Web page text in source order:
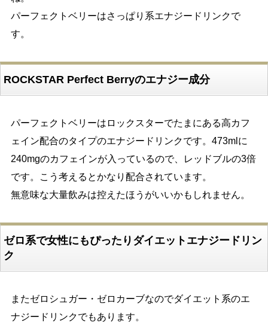
パーフェクトベリーはさっぱり系エナジードリンクで
す。
ROCKSTAR Perfect Berryのエナジー成分
パーフェクトベリーはロックスターでたまにある高カフ
ェイン配合のタイプのエナジードリンクです。473mlに
240mgのカフェインが入っているので、レッドブルの3倍
です。こう考えるとかなり配合されています。
無意味な大量飲みは控えたほうがいいかもしれません。
ゼロ系で女性にもぴったりダイエットエナジードリン
ク
またゼロシュガー・ゼロカーブなのでダイエット系のエ
ナジードリンクでもあります。